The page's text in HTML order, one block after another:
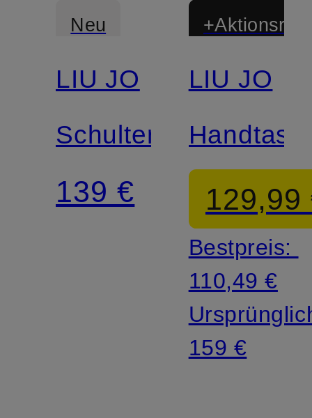
Neu
LIU JO
Schultertasche
139 €
LIU JO
129,99
Bestpreis:
110,49 €
159 €